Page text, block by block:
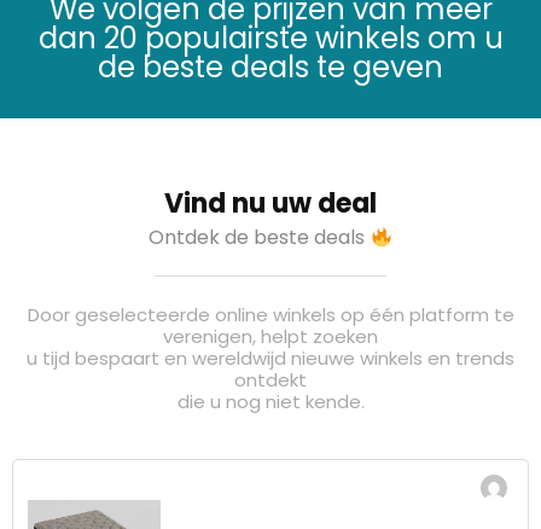
We volgen de prijzen van meer
dan 20 populairste winkels om u
de beste deals te geven
Vind nu uw deal
Ontdek de beste deals
Door geselecteerde online winkels op één platform te
verenigen, helpt zoeken
u tijd bespaart en wereldwijd nieuwe winkels en trends
ontdekt
die u nog niet kende.